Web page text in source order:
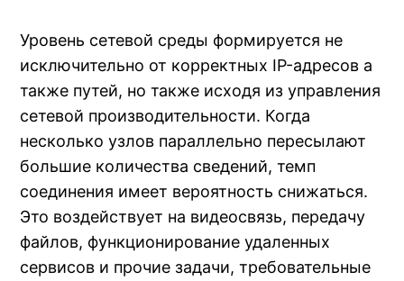
Уровень сетевой среды формируется не
исключительно от корректных IP-адресов а
также путей, но также исходя из управления
сетевой производительности. Когда
несколько узлов параллельно пересылают
большие количества сведений, темп
соединения имеет вероятность снижаться.
Это воздействует на видеосвязь, передачу
файлов, функционирование удаленных
сервисов и прочие задачи, требовательные